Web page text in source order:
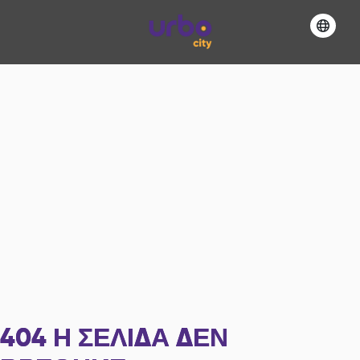
404 Η ΣΕΛΊΔΑ ΔΕΝ